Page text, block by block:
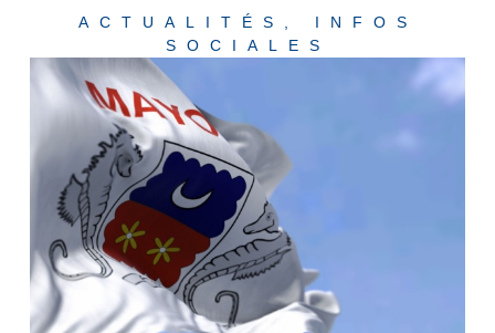
ACTUALITÉS
INFOS
SOCIALES